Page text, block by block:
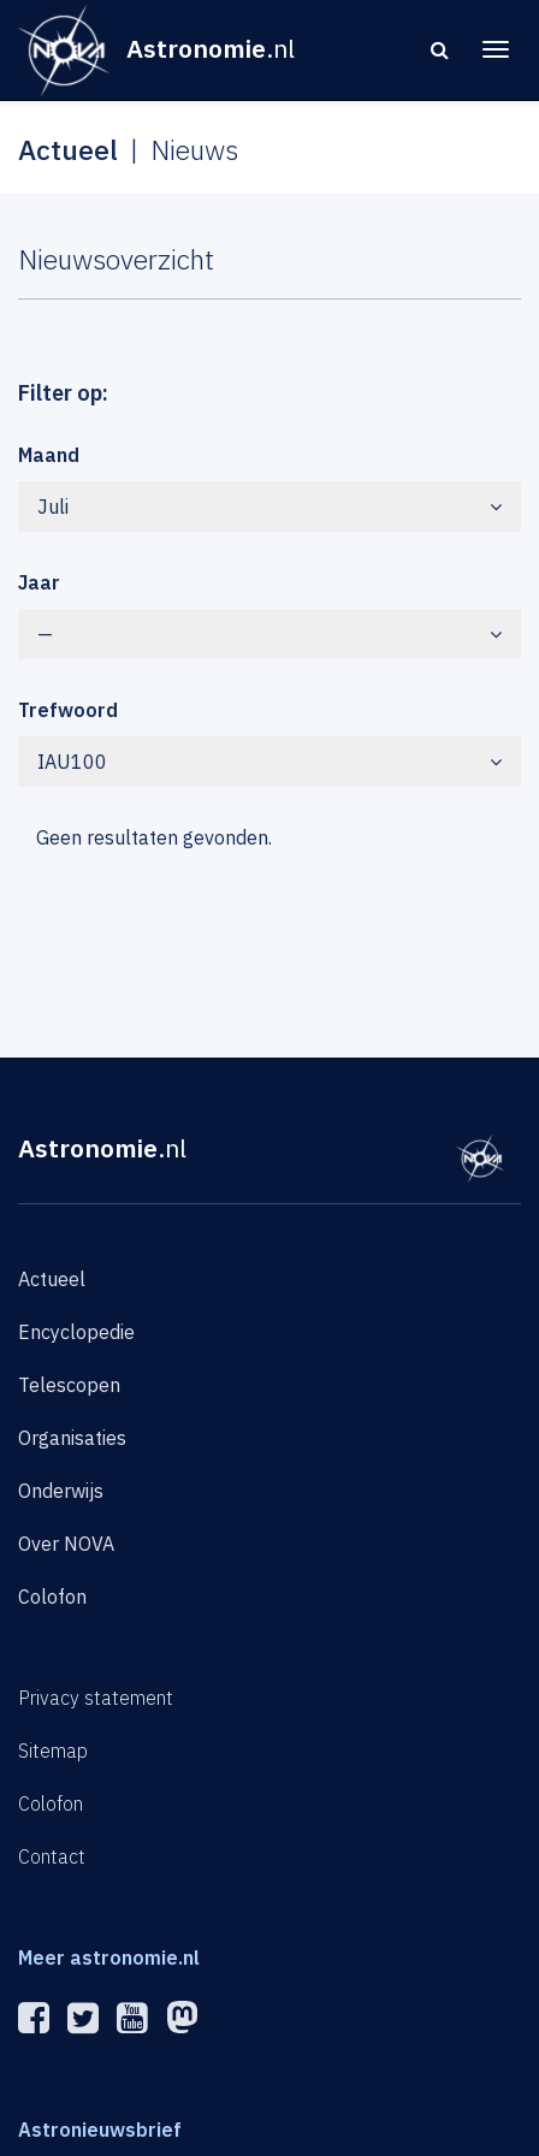
Astronomie.nl
Actueel Nieuws
Nieuwsoverzicht
Filter op:
Maand
Juli
Jaar
—
Trefwoord
IAU100
Geen resultaten gevonden.
Astronomie.nl
Actueel
Encyclopedie
Telescopen
Organisaties
Onderwijs
Over NOVA
Colofon
Privacy statement
Sitemap
Colofon
Contact
Meer astronomie.nl
Astronieuwsbrief